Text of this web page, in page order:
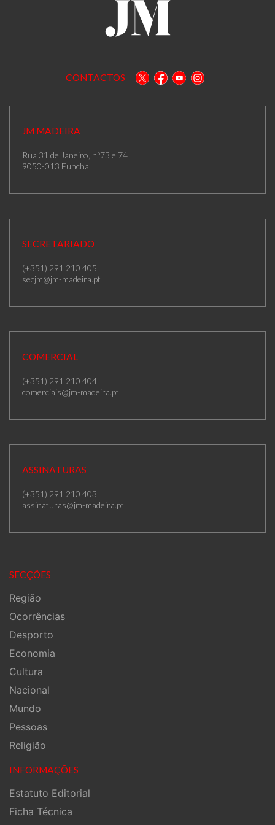
CONTACTOS
JM MADEIRA
Rua 31 de Janeiro, n.º73 e 74
9050-013 Funchal
SECRETARIADO
(+351) 291 210 405
secjm@jm-madeira.pt
COMERCIAL
(+351) 291 210 404
comerciais@jm-madeira.pt
ASSINATURAS
(+351) 291 210 403
assinaturas@jm-madeira.pt
SECÇÕES
Região
Ocorrências
Desporto
Economia
Cultura
Nacional
Mundo
Pessoas
Religião
INFORMAÇÕES
Estatuto Editorial
Ficha Técnica